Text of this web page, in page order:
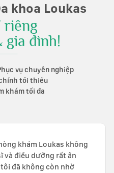
khoa Loukas
riêng
gia đình!
vụ chuyên nghiệp
tối thiểu
khám tối đa
khám Loukas không
và điều dưỡng rất ân
tôi đã không còn nhờ